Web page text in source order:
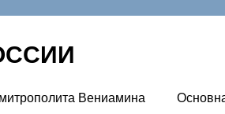
Вениамина